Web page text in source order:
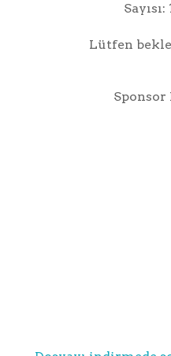
Lütfen
Sponsor